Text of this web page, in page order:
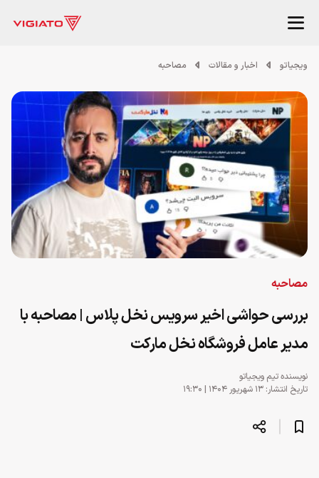
ویجیاتو اخبار و مقالات مصاحبه
مصاحبه
بررسی حواشی اخیر سرویس نخل پلاس | مصاحبه با
مدیر عامل فروشگاه نخل مارکت
نویسندهتیم ویجیاتو
تاریخ انتشار: ۱۳ شهریور ۱۴۰۴ | ۱۹:۳۰